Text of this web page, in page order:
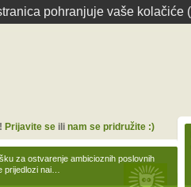
pohranjuje vaše kolačiće
za ostvarenje ambicioznih poslovnih
prijedlozi nai…
Prijavite seili nam se pridružite :)